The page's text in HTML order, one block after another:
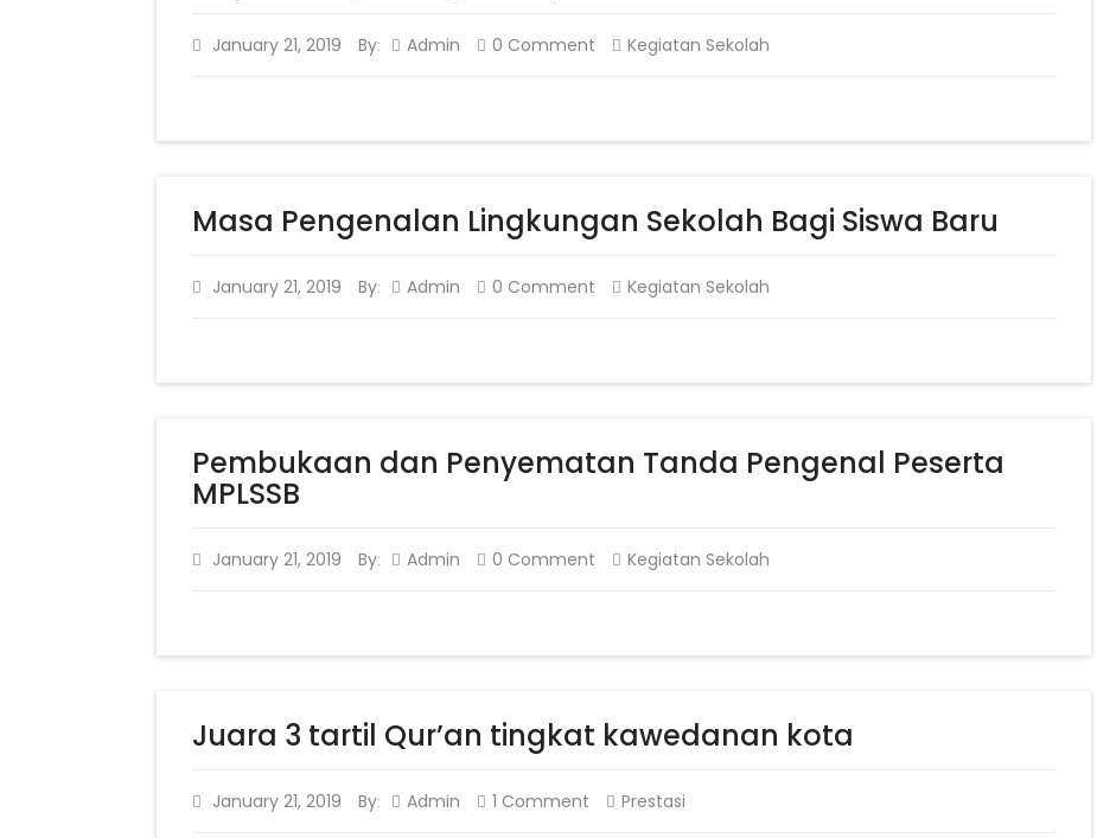
January 21, 2019 By: Admin 0 Comment Kegiatan Sekolah
Masa Pengenalan Lingkungan Sekolah Bagi Siswa Baru
January 21, 2019 By: Admin 0 Comment Kegiatan Sekolah
Pembukaan dan Penyematan Tanda Pengenal Peserta
MPLSSB
January 21, 2019 By: Admin 0 Comment Kegiatan Sekolah
Juara 3 tartil Qur’an tingkat kawedanan kota
January 21, 2019 By: Admin 1 Comment Prestasi